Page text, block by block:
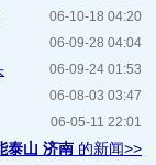
06-10-18 04:20
06-09-28 04:04
06-09-24 01:53
06-08-03 03:47
06-05-11 22:01
泰山 济南 的新闻>>